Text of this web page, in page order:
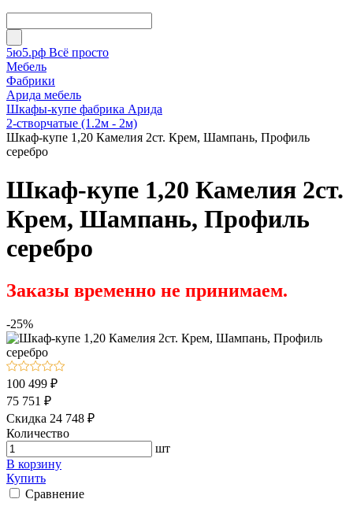
5ю5.рф Всё просто
Мебель
Фабрики
Арида мебель
Шкафы-купе фабрика Арида
2-створчатые (1.2м - 2м)
Шкаф-купе 1,20 Камелия 2ст. Крем, Шампань, Профиль
серебро
Шкаф-купе 1,20 Камелия 2ст.
Крем, Шампань, Профиль
серебро
Заказы временно не принимаем.
-25%
100 499 ₽
75 751 ₽
Скидка 24 748 ₽
Количество
шт
В корзину
Купить
Сравнение